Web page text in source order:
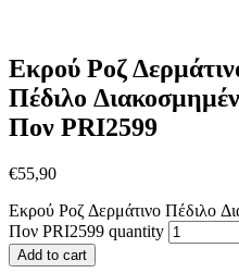
Εκρού Ροζ
Πέδιλο
Πον PRI2599
€55,90
Εκρού Ροζ Δερμάτινο Πέδιλο
Πον PRI2599 quantity
Add to cart